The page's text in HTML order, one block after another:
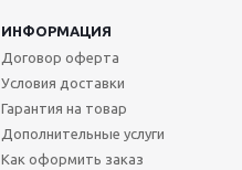
ИНФОРМАЦИЯ
Договор оферта
Условия доставки
Гарантия на товар
Дополнительные услуги
Как оформить заказ